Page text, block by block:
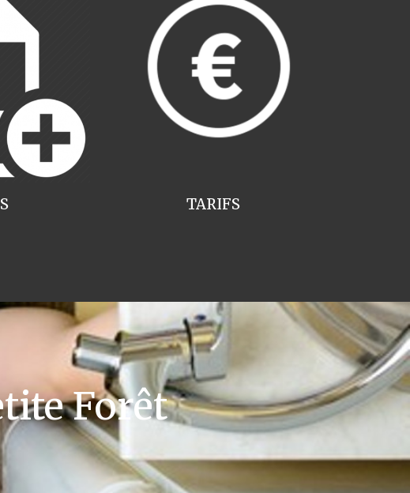
TARIFS
Forêt